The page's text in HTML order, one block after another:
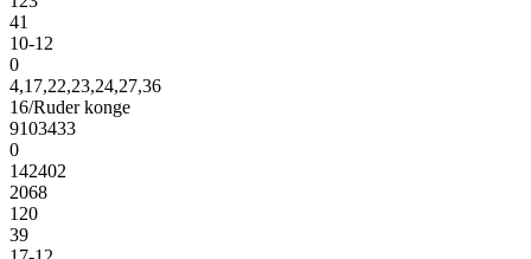
41
10-12
0
4,17,22,23,24,27,36
16/Ruder konge
9103433
0
142402
2068
120
39